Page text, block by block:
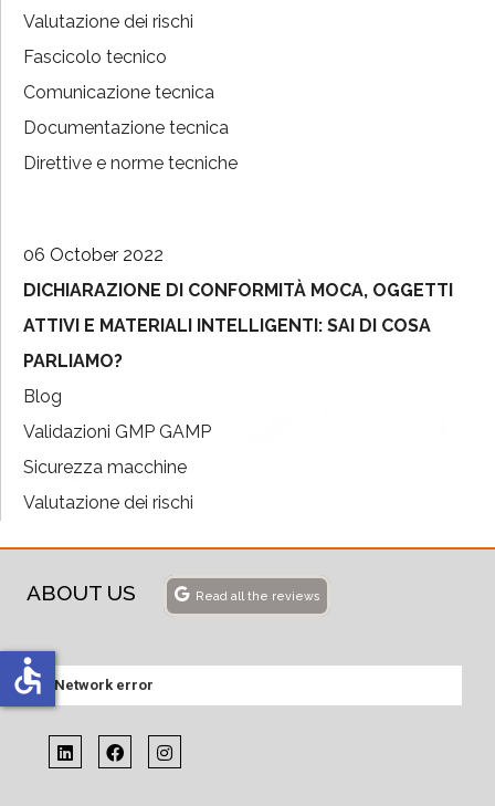
Valutazione dei rischi
Fascicolo tecnico
Comunicazione tecnica
Documentazione tecnica
Direttive e norme tecniche
06 October 2022
DICHIARAZIONE DI CONFORMITÀ MOCA, OGGETTI
ATTIVI E MATERIALI INTELLIGENTI: SAI DI COSA
PARLIAMO?
Blog
Validazioni GMP GAMP
Sicurezza macchine
Valutazione dei rischi
ABOUT US Read all the reviews
Network error
accessible